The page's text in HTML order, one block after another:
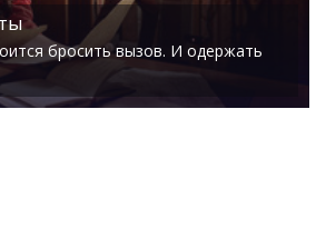
бросить вызов. И одержать